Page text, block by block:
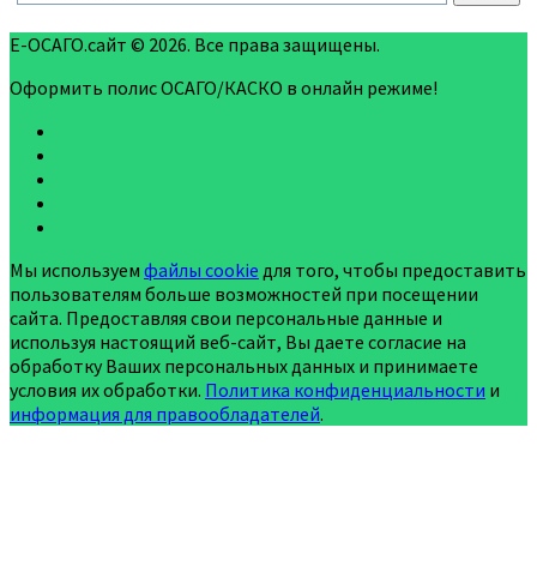
Е-ОСАГО.сайт © 2026. Все права защищены.
Оформить полис ОСАГО/КАСКО в онлайн режиме!
Мы используем файлы cookie для того, чтобы предоставить
пользователям больше возможностей при посещении
сайта. Предоставляя свои персональные данные и
используя настоящий веб-сайт, Вы даете согласие на
обработку Ваших персональных данных и принимаете
условия их обработки. Политика конфиденциальности и
информация для правообладателей.